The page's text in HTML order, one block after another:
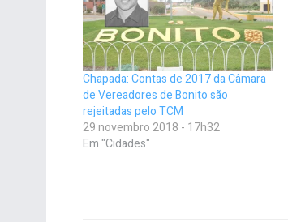
Chapada: Contas de 2017 da Câmara
de Vereadores de Bonito são
rejeitadas pelo TCM
29 novembro 2018 - 17h32
Em "Cidades"